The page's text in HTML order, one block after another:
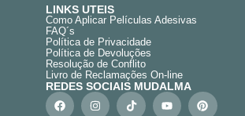
LINKS UTEIS
Como Aplicar Películas Adesivas
FAQ´s
Política de Privacidade
Política de Devoluções
Resolução de Conflito
Livro de Reclamações On-line
REDES SOCIAIS MUDALMA